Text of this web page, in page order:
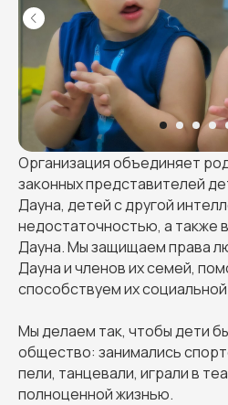
Организация объединяет
законных представителей
Дауна, детей с другой
недостаточностью, а также
Дауна. Мы защищаем права
Дауна и членов их семей,
способствуем их
Мы делаем так, чтобы дети
общество: занимались
пели, танцевали, играли в
полноценной жизнью.